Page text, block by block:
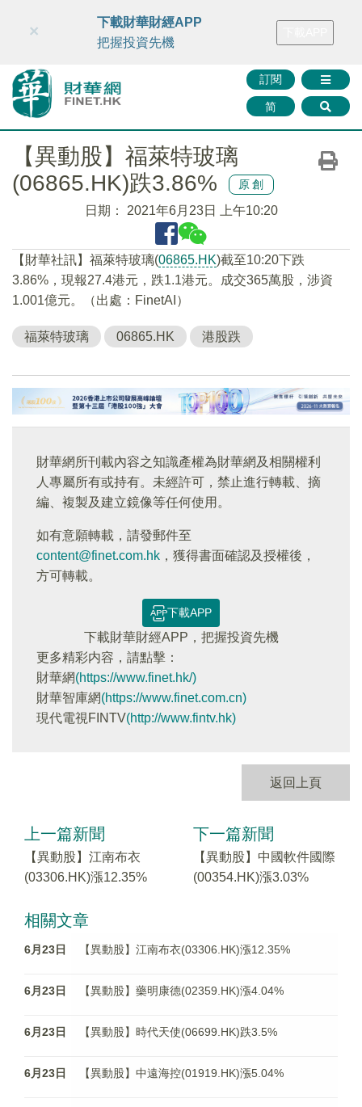
財華智庫網 FINTV FINMETA 財華證券 媒體矩陣
訂閱
简
×
下載財華財經APP
把握投資先機
【異動股】福萊特玻璃
(06865.HK)跌3.86%
原創
日期： 2021年6月23日 上午10:20
【財華社訊】福萊特玻璃(06865.HK)截至10:20下跌
3.86%，現報27.4港元，跌1.1港元。成交365萬股，涉資
1.001億元。（出處：FinetAI）
福萊特玻璃 06865.HK 港股跌
財華網所刊載內容之知識產權為財華網及相關權利
人專屬所有或持有。未經許可，禁止進行轉載、摘
編、複製及建立鏡像等任何使用。
如有意願轉載，請發郵件至
content@finet.com.hk ，獲得書面確認及授權後，
方可轉載。
下載APP
下載財華財經APP，把握投資先機
更多精彩内容，請點擊：
財華網(https://www.finet.hk/)
財華智庫網(https://www.finet.com.cn)
現代電視FINTV(http://www.fintv.hk)
返回上頁
上一篇新聞
【異動股】江南布衣
(03306.HK)漲12.35%
下一篇新聞
【異動股】中國軟件國際
(00354.HK)漲3.03%
相關文章
6月23日 【異動股】江南布衣(03306.HK)漲12.35%
6月23日 【異動股】藥明康德(02359.HK)漲4.04%
6月23日 【異動股】時代天使(06699.HK)跌3.5%
6月23日 【異動股】中遠海控(01919.HK)漲5.04%